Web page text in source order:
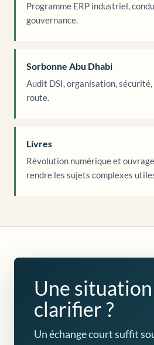
Programme ERP industriel,
gouvernance.
Sorbonne Abu Dhabi
Audit DSI, organisation,
route.
Livres
Révolution numérique et
rendre les sujets complexes
Une situation
clarifier ?
Un échange court suffit